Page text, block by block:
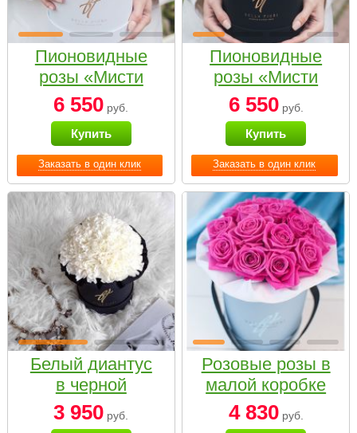
Заказать в один клик
Пионовидные
розы «Мисти
бабблс» в белой
коробке Small
6 550 руб.
Купить
Заказать в один клик
Пионовидные
розы «Мисти
бабблс» в
черной коробке
Small
6 550руб.
Купить
Белый диантус
в черной
коробке Small
3 950 руб.
Розовые розы в
малой коробке
4 830руб.